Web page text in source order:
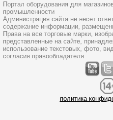
Портал оборудования для
промышленности
Администрация сайта не несет
содержание информации,
Права на все торговые марки,
представленные на сайте,
использование текстовых, фото,
согласия правообладателя
политика